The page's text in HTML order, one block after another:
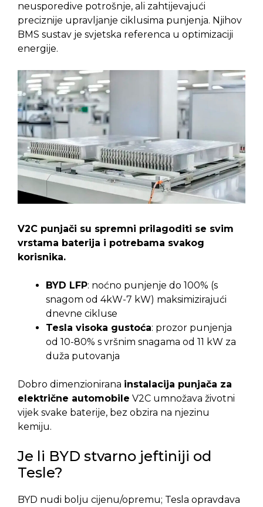
neusporedive potrošnje, ali zahtijevajući
preciznije upravljanje ciklusima punjenja. Njihov
BMS sustav je svjetska referenca u optimizaciji
energije.
V2C punjači su spremni prilagoditi se svim
vrstama baterija i potrebama svakog
korisnika.
BYD LFP: noćno punjenje do 100% (s
snagom od 4kW-7 kW) maksimizirajući
dnevne cikluse
Tesla visoka gustoća: prozor punjenja
od 10-80% s vršnim snagama od 11 kW za
duža putovanja
Dobro dimenzionirana instalacija punjača za
električne automobile V2C umnožava životni
vijek svake baterije, bez obzira na njezinu
kemiju.
Je li BYD stvarno jeftiniji od
Tesle?
BYD nudi bolju cijenu/opremu; Tesla opravdava